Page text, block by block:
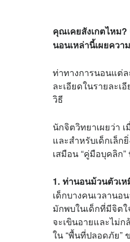
คุณเคยสังเกตไหม
นอนเหล่านี้เผยควา
ท่าทางการนอนแต่
ละเอียดในรายละเ
วิธี
นักจิตวิทยาเผยว่า
และสำหรับเด็กเล็ก
เสมือน “คู่มือบุคลิก
1. ท่านอนม้วนตัวเ
เด็กบางคนเวลาน
มักพบในเด็กที่มีจิต
จะเขินอายและไม่
ใน “พื้นที่ปลอดภัย”